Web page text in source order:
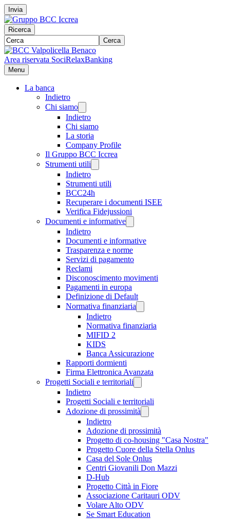
Invia
Ricerca
Cerca
Area riservata SociRelaxBanking
Menu
La banca
Indietro
Chi siamo
Indietro
Chi siamo
La storia
Company Profile
Il Gruppo BCC Iccrea
Strumenti utili
Indietro
Strumenti utili
BCC24h
Recuperare i documenti ISEE
Verifica Fidejussioni
Documenti e informative
Indietro
Documenti e informative
Trasparenza e norme
Servizi di pagamento
Reclami
Disconoscimento movimenti
Pagamenti in europa
Definizione di Default
Normativa finanziaria
Indietro
Normativa finanziaria
MIFID 2
KIDS
Banca Assicurazione
Rapporti dormienti
Firma Elettronica Avanzata
Progetti Sociali e territoriali
Indietro
Progetti Sociali e territoriali
Adozione di prossimità
Indietro
Adozione di prossimità
Progetto di co-housing "Casa Nostra"
Progetto Cuore della Stella Onlus
Casa del Sole Onlus
Centri Giovanili Don Mazzi
D-Hub
Progetto Città in Fiore
Associazione Caritauri ODV
Volare Alto ODV
Se Smart Education